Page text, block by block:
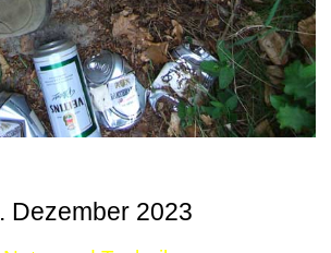
Dezember 2023